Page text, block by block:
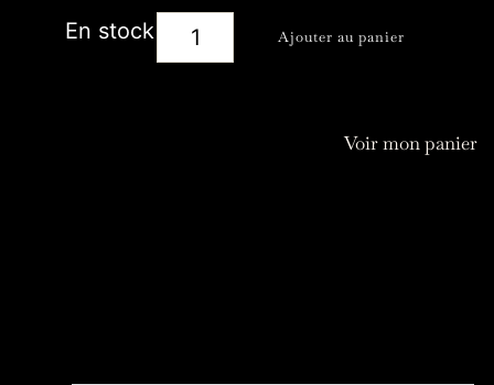
En stock quantité
de
Ajouter au panier
Voir mon panier